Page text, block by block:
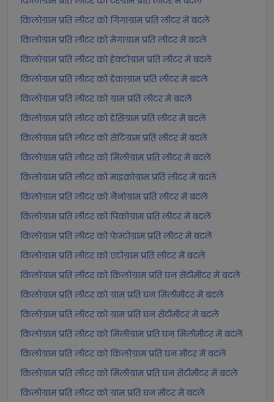
किलोग्राम प्रति लीटर को गिगाग्राम प्रति लीटर में बदलें
किलोग्राम प्रति लीटर को मेगाग्राम प्रति लीटर में बदलें
किलोग्राम प्रति लीटर को हेक्टोग्राम प्रति लीटर में बदलें
किलोग्राम प्रति लीटर को डेकाग्राम प्रति लीटर में बदलें
किलोग्राम प्रति लीटर को ग्राम प्रति लीटर में बदलें
किलोग्राम प्रति लीटर को डेसिग्राम प्रति लीटर में बदलें
किलोग्राम प्रति लीटर को सेंटिग्राम प्रति लीटर में बदलें
किलोग्राम प्रति लीटर को मिलीग्राम प्रति लीटर में बदलें
किलोग्राम प्रति लीटर को माइक्रोग्राम प्रति लीटर में बदलें
किलोग्राम प्रति लीटर को नैनोग्राम प्रति लीटर में बदलें
किलोग्राम प्रति लीटर को पिकोग्राम प्रति लीटर में बदलें
किलोग्राम प्रति लीटर को फेम्टोग्राम प्रति लीटर में बदलें
किलोग्राम प्रति लीटर को एटोग्राम प्रति लीटर में बदलें
किलोग्राम प्रति लीटर को किलोग्राम प्रति घन सेंटीमीटर में बदलें
किलोग्राम प्रति लीटर को ग्राम प्रति घन मिलीमीटर में बदलें
किलोग्राम प्रति लीटर को ग्राम प्रति घन सेंटीमीटर में बदलें
किलोग्राम प्रति लीटर को मिलीग्राम प्रति घन मिलीमीटर में बदलें
किलोग्राम प्रति लीटर को किलोग्राम प्रति घन मीटर में बदलें
किलोग्राम प्रति लीटर को मिलीग्राम प्रति घन सेंटीमीटर में बदलें
किलोग्राम प्रति लीटर को ग्राम प्रति घन मीटर में बदलें